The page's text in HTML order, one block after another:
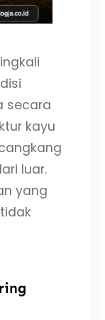
secara
kayu
luar.
yang